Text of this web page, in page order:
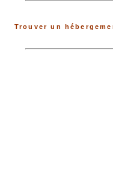
Trouver un